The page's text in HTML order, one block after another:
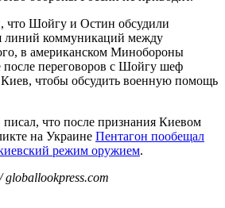
что Шойгу и Остин обсудили
линий коммуникаций между
в американском Минобороны
после переговоров с Шойгу шеф
чтобы обсудить военную помощь
что после признания Киевом
на Украине Пентагон пообещал
режим оружием.